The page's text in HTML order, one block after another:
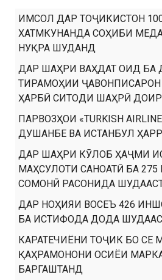
ИМСОЛ ДАР ТОҶИКИСТОН
ХАТМКУНАНДА СОҲИБИ
НУҚРА ШУДАНД
ДАР ШАҲРИ ВАҲДАТ ОИД БА
ТИРАМОҲИИ ҶАВОНПИСАРОН
ҲАРБӢ СИТОДИ ШАҲРӢ
ПАРВОЗҲОИ «TURKISH
ДУШАНБЕ ВА ИСТАНБУЛ
ДАР ШАҲРИ КӮЛОБ ҲАҶМИ
МАҲСУЛОТИ САНОАТӢ БА
СОМОНӢ РАСОНИДА
ДАР НОҲИЯИ ВОСЕЪ 426
БА ИСТИФОДА ДОДА
КАРАТЕЧИЁНИ ТОҶИК БО СЕ
ҚАҲРАМОНОНИ ОСИЁИ
БАРГАШТАНД